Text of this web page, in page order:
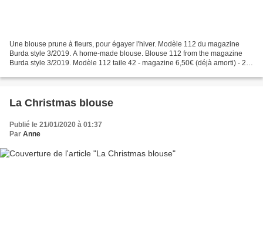
Une blouse prune à fleurs, pour égayer l'hiver. Modèle 112 du magazine
Burda style 3/2019. A home-made blouse. Blouse 112 from the magazine
Burda style 3/2019. Modèle 112 taile 42 - magazine 6,50€ (déjà amorti) - 2m
La Christmas blouse
Publié le 21/01/2020 à 01:37
Par Anne